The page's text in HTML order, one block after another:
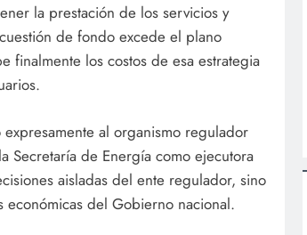
la prestación de los servicios y
de fondo excede el plano
finalmente los costos de esa estrategia
al organismo regulador
Secretaría de Energía como ejecutora
aisladas del ente regulador, sino
del Gobierno nacional.